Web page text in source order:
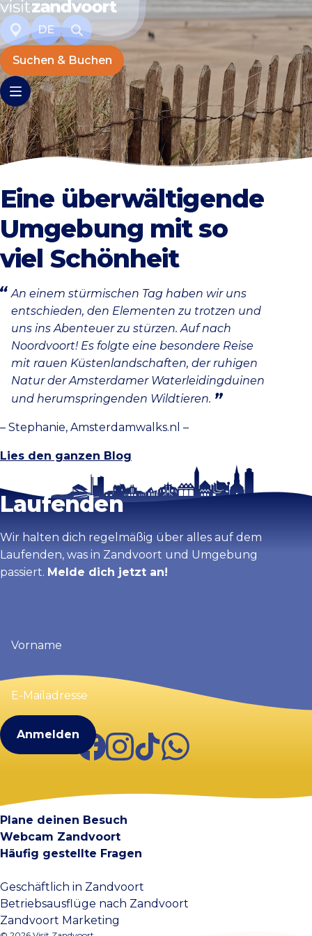
DE
Suchen & Buchen
Eine überwältigende
Umgebung mit so
viel Schönheit
An einem stürmischen Tag haben wir uns
entschieden, den Elementen zu trotzen und
uns ins Abenteuer zu stürzen. Auf nach
Noordvoort! Es folgte eine besondere Reise
mit rauen Küstenlandschaften, der ruhigen
Natur der Amsterdamer Waterleidingduinen
und herumspringenden Wildtieren.
– Stephanie, Amsterdamwalks.nl –
Lies den ganzen Blog
Bleib auf dem
Laufenden
Wir halten dich regelmäßig über alles auf dem
Laufenden, was in Zandvoort und Umgebung
passiert. Melde dich jetzt an!
(erforderlich)
E-
Mailadresse
FacebookInstagram
TikTokWhatsApp
Plane deinen Besuch
Webcam Zandvoort
Häufig gestellte Fragen
Geschäftlich in Zandvoort
Betriebsausflüge nach Zandvoort
Zandvoort Marketing